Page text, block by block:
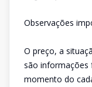
Observações
O preço, a
são informações
momento do